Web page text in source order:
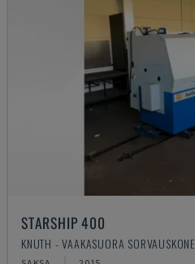
STARSHIP 400
KNUTH - VAAKASUORA SORVAUSKONE